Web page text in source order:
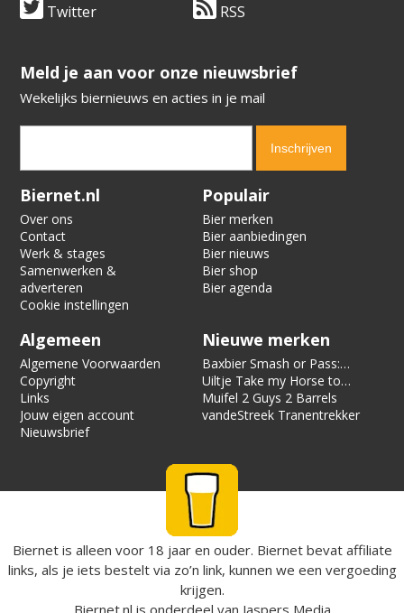
Twitter RSS
​​​​​​​Meld je aan voor onze nieuwsbrief
Wekelijks biernieuws en acties in je mail
Verification code:
Biernet.nl
Over ons
Contact
Werk & stages
Samenwerken &
adverteren
Cookie instellingen
Populair
Bier merken
Bier aanbiedingen
Bier nieuws
Bier shop
Bier agenda
Algemeen
Algemene Voorwaarden
Copyright
Links
Jouw eigen account
Nieuwsbrief
Nieuwe merken
Baxbier Smash or Pass:
Strata
Uiltje Take my Horse to
the Hotel Room
Muifel 2 Guys 2 Barrels
vandeStreek Tranentrekker
Biernet is alleen voor 18 jaar en ouder. Biernet bevat affiliate
links, als je iets bestelt via zo’n link, kunnen we een vergoeding
krijgen.
Biernet.nl is onderdeel van Jaspers Media